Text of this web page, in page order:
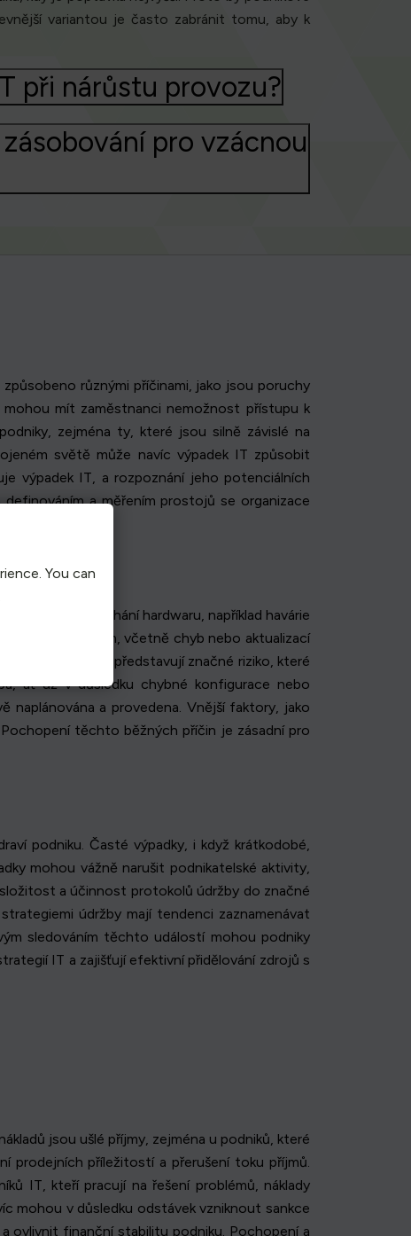
variantou je často zabránit tomu, aby k
při nárůstu provozu?
pro vzácnou
různými příčinami, jako jsou poruchy
mít zaměstnanci nemožnost přístupu k
zejména ty, které jsou silně závislé na
světě může navíc výpadek IT způsobit
výpadek IT, a rozpoznání jeho potenciálních
a měřením prostojů se organizace
viníky jsou selhání hardwaru, například havárie
se softwarem, včetně chyb nebo aktualizací
DDoS útoky, představují značné riziko, které
ať už v důsledku chybné konfigurace nebo
naplánována a provedena. Vnější faktory, jako
těchto běžných příčin je zásadní pro
podniku. Časté výpadky, i když krátkodobé,
mohou vážně narušit podnikatelské aktivity,
a účinnost protokolů údržby do značné
údržby mají tendenci zaznamenávat
sledováním těchto událostí mohou podniky
IT a zajišťují efektivní přidělování zdrojů s
jsou ušlé příjmy, zejména u podniků, které
prodejních příležitostí a přerušení toku příjmů.
IT, kteří pracují na řešení problémů, náklady
mohou v důsledku odstávek vzniknout sankce
ovlivnit finanční stabilitu podniku. Pochopení a
You can